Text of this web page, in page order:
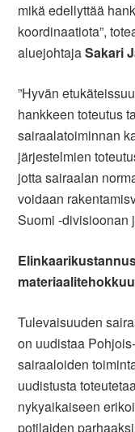
mikä edellyttää
koordinaatiota”,
aluejohtajaSakari
”Hyvän
hankkeen toteutus
sairaalatoiminnan
järjestelmien
jotta sairaalan
voidaan
Suomi -
Tulevaisuuden
on uudistaa
sairaaloiden
uudistusta
nykyaikaiseen
potilaiden